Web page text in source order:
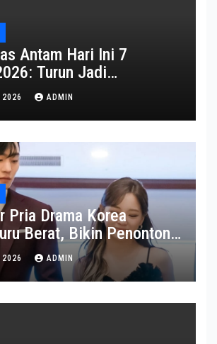
Antam Hari Ini 7
Turun Jadi
ADMIN
Pria Drama Korea
Berat, Bikin Penonton
ADMIN